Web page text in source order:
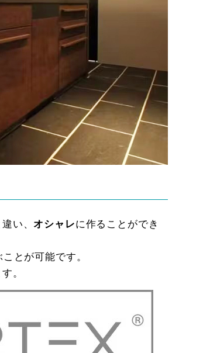
い、 オシャレに作ることができ
とが可能です。
。